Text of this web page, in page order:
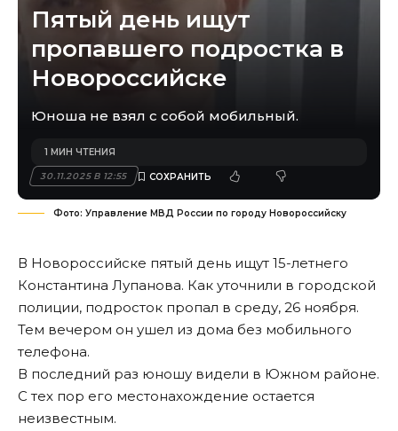
Пятый день ищут
пропавшего подростка в
Новороссийске
Юноша не взял с собой мобильный.
30.11.2025 В 12:55
1 МИН ЧТЕНИЯ
Фото: Управление МВД России по городу Новороссийску
В Новороссийске пятый день ищут 15-летнего
Константина Лупанова. Как уточнили в городской
полиции, подросток пропал в среду, 26 ноября.
Тем вечером он ушел из дома без мобильного
телефона.
В последний раз юношу видели в Южном районе.
С тех пор его местонахождение остается
неизвестным.